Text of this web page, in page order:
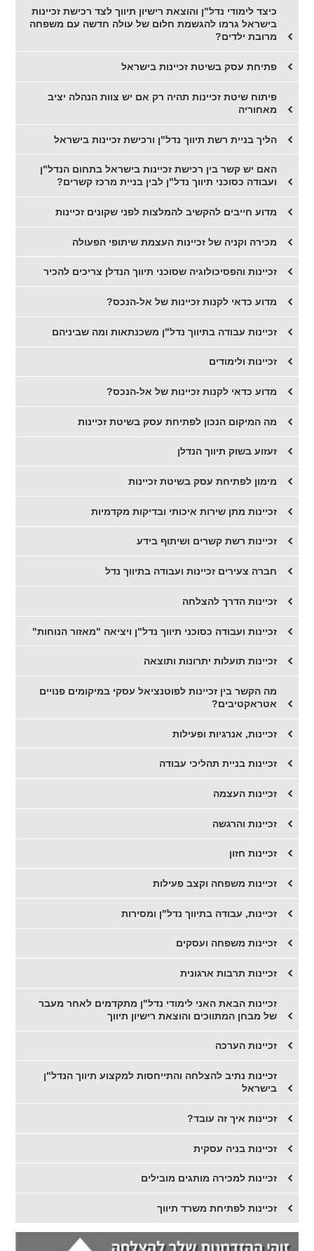
כיצד לימודי נדל"ן והוצאת רישיון תיווך לצד רכישת זכיינות
בישראל גרמו להגשמת חלום של עולה חדשה עם משפחה
מרובת ילדים?
​פתיחת עסק בשיטת זכיינות בישראל
פיתוח שיטת זכיינות תהיה רק אם יש צוות הנהלה יציב
מאחוריה
הליך בניית רשת תיווך נדל"ן ורכישת זכיינות בישראל
האם יש קשר בין רכישת זכיינות בישראל בתחום הנדל"ן
ועבודה כסוכני תיווך נדל"ן לבין בניית מרכז קשרים?
מדוע חייבים להקשיב להמלצות לפני שקונים זכיינות
מכירה וקניה של זכיינות העצמת שיתופי הפעולה
זכיינות והפסיכולוגיה שסוכני תיווך הנדלן צריכים להכיר
מדוע כדאי לקנות זכיינות של אל-הנכס?
זכיינות עבודה בתיווך נדל"ן משכנתאות ומה שביניהם
זכיינות ולימודים
מדוע כדאי לקנות זכיינות של אל-הנכס?
מה המיקום הנכון לפתיחת עסק בשיטת זכיינות
זעזוע בשוק תיווך הנדלן
מימון לפתיחת עסק בשיטת זכיינות
זכיינות מתן שירות איכותי ובדיקות מקדמיות
זכיינות רשת קשרים ושיתוף בידע
חברה צעירים זכיינות ועבודה בתיווך נדל
זכיינות הדרך להצלחה
זכיינות ועבודה כסוכני תיווך נדל"ן ויציאה "מאזור הנוחות"
זכיינות תועלות יתרונות ותוצאה
מה הקשר בין זכיינות לפוטנציאל עסקי במיקומים פנויים
אטראקטיבים?
זכיינות, אנרגיות ופעילות
זכיינות בניית תהליכי עבודה
זכיינות העצמה
זכיינות והרגשה
זכיינות חזון
זכיינות משפחה וקצב פעילות
זכיינות, עבודה בתיווך נדל"ן ומסירות
זכיינות משפחה ועסקים
זכיינות תרבות ארגונית
זכיינות הבאת האני לימודי נדל"ן מתקדמים לאחר מעבר
של מבחן המתווכים והוצאת רישיון תיווך
זכיינות הערכה
זכיינות נתיב להצלחה והתייחסות למקצוע תיווך הנדל"ן
בישראל
זכיינות איך זה עובד?
זכיינות בניה עסקית
זכיינות למכירה מותגים מובילים
זכיינות לפתיחת משרד תיווך